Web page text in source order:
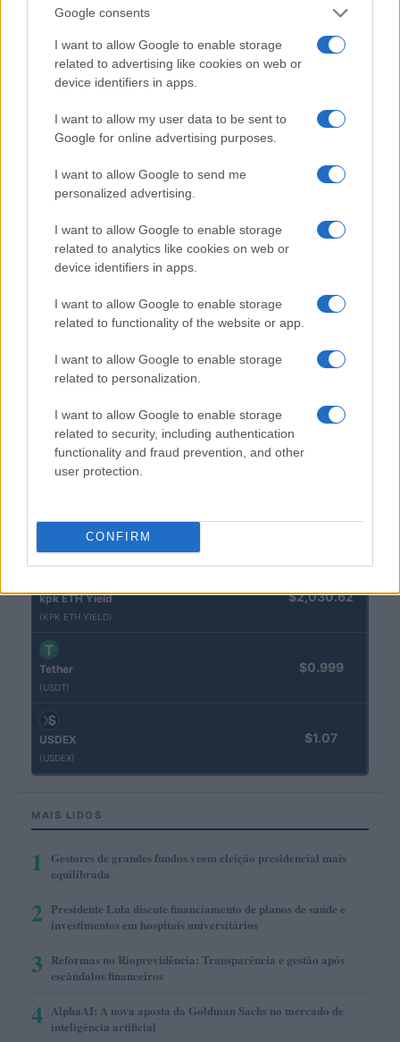
Google consents
I want to allow Google to enable storage
related to advertising like cookies on web or
device identifiers in apps.
I want to allow my user data to be sent to
Google for online advertising purposes.
I want to allow Google to send me
personalized advertising.
I want to allow Google to enable storage
related to analytics like cookies on web or
device identifiers in apps.
I want to allow Google to enable storage
related to functionality of the website or app.
I want to allow Google to enable storage
related to personalization.
I want to allow Google to enable storage
related to security, including authentication
functionality and fraud prevention, and other
user protection.
CONFIRM
COTAÇÕES CRYPTO
Nome Preço
(KBTC)
Eureka Bridged PAX Gold (Terra
(PAXG)
$4,205.78
JDB
(JDB)
$0.022
kpk ETH Prime $2,034.90
SyBTC
Bitcoin
(BTC)
$65,111.00
$1,922.95
kpk ETH Yield
(KPK ETH YIELD)
$2,030.62
Tether
(USDT)
$0.999
USDEX
(USDEX)
$1.07
MAIS LIDOS
1
Gestores de grandes fundos veem eleição presidencial mais
equilibrada
2 Presidente Lula discute financiamento de planos de saúde e
investimentos em hospitais universitários
3 Reformas no Rioprevidência: Transparência e gestão após
escândalos financeiros
4 AlphaAI: A nova aposta da Goldman Sachs no mercado de
inteligência artificial